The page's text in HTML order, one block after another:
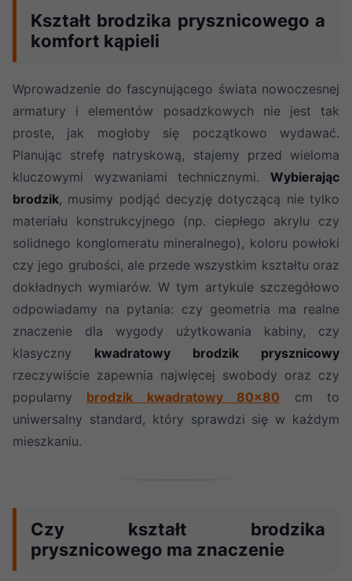
Kształt brodzika prysznicowego a
komfort kąpieli
Wprowadzenie do fascynującego świata nowoczesnej
armatury i elementów posadzkowych nie jest tak
proste, jak mogłoby się początkowo wydawać.
Planując strefę natryskową, stajemy przed wieloma
kluczowymi wyzwaniami technicznymi. Wybierając
brodzik, musimy podjąć decyzję dotyczącą nie tylko
materiału konstrukcyjnego (np. ciepłego akrylu czy
solidnego konglomeratu mineralnego), koloru powłoki
czy jego grubości, ale przede wszystkim kształtu oraz
dokładnych wymiarów. W tym artykule szczegółowo
odpowiadamy na pytania: czy geometria ma realne
znaczenie dla wygody użytkowania kabiny, czy
klasyczny kwadratowy brodzik prysznicowy
rzeczywiście zapewnia najwięcej swobody oraz czy
popularny brodzik kwadratowy 80x80 cm to
uniwersalny standard, który sprawdzi się w każdym
mieszkaniu.
Czy kształt brodzika
prysznicowego ma znaczenie